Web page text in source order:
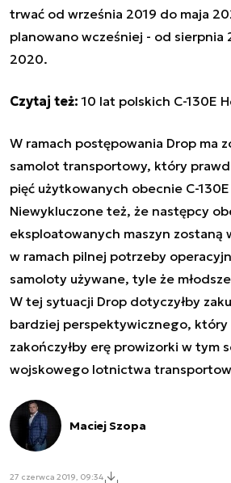
trwać od września 2019 do maja
planowano wcześniej - od sierpnia
2020.
Czytaj też: 10 lat polskich C-130E
W ramach postępowania Drop ma
samolot transportowy, który
pięć użytkowanych obecnie C-
Niewykluczone też, że następcy
eksploatowanych maszyn zostaną
w ramach pilnej potrzeby
samoloty używane, tyle że
W tej sytuacji Drop dotyczyłby
bardziej perspektywicznego,
zakończyłby erę prowizorki w tym
wojskowego lotnictwa
Maciej Szopa
27 czerwca 2019, 09:34